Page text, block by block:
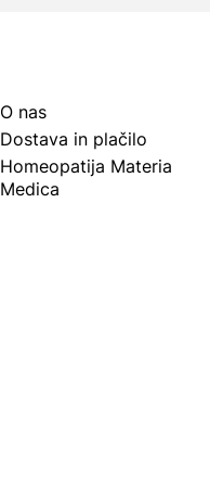
O nas
Dostava in plačilo
Homeopatija Materia
Medica